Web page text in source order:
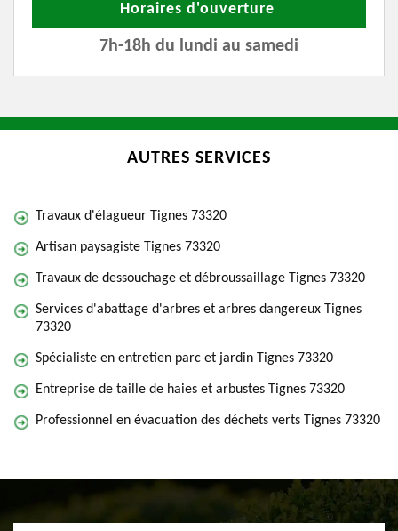
Horaires d'ouverture
7h-18h du lundi au samedi
AUTRES SERVICES
Travaux d'élagueur Tignes 73320
Artisan paysagiste Tignes 73320
Travaux de dessouchage et débroussaillage Tignes 73320
Services d'abattage d'arbres et arbres dangereux Tignes
73320
Spécialiste en entretien parc et jardin Tignes 73320
Entreprise de taille de haies et arbustes Tignes 73320
Professionnel en évacuation des déchets verts Tignes 73320